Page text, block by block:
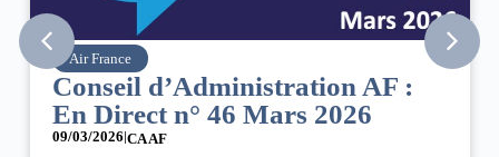
Air France
Conseil d’Administration AF :
En Direct n° 46 Mars 2026
09/03/2026|CA AF